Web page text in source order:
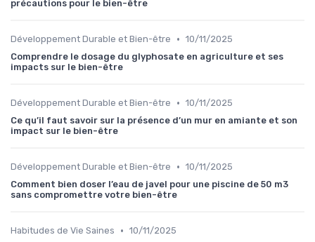
précautions pour le bien-être
Développement Durable et Bien-être • 10/11/2025
Comprendre le dosage du glyphosate en agriculture et ses
impacts sur le bien-être
Développement Durable et Bien-être • 10/11/2025
Ce qu’il faut savoir sur la présence d’un mur en amiante et son
impact sur le bien-être
Développement Durable et Bien-être • 10/11/2025
Comment bien doser l’eau de javel pour une piscine de 50 m3
sans compromettre votre bien-être
Habitudes de Vie Saines • 10/11/2025